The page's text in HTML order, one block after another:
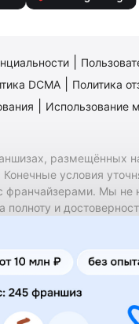
DCMA Политика
Использование
размещённых
Конечные условия
франчайзерами. Мы не
полноту и
Заключение договоров
(франчайзинга)
их представителями.
или